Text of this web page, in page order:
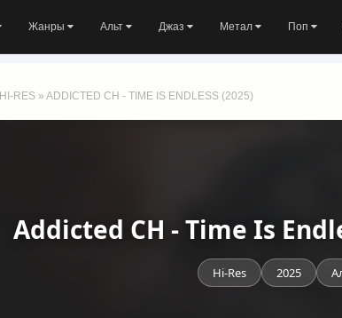
Жанры Альт Джаз Метал Поп
HI-RES » ADDICTED CH - TIME IS ENDLESS (2025)
Addicted CH - Time Is
Hi-Res 2025